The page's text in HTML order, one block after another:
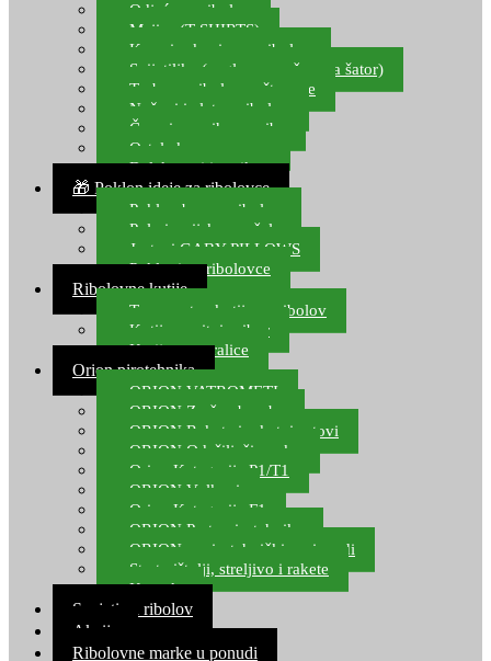
Odjeća za ribolov
Majice (T-SHIRTS)
Kape i rukavice za ribolov
Svijetiljke (naglavne, ručne, za šator)
Torbe za ribolovne štapove
Noževi i alat za ribolov
Čamci za prihranu ribe
Ostala kamp oprema
Dalekozori i optika
🎁 Poklon ideje za ribolovce
Poklon bon za ribolov
Polarizacijske naočale
Jastuci GABY PILLOWS
Pokloni za ribolovce
Ribolovne kutije
Transportne kutije za ribolov
Kutije za sitni pribor
Kutije za varalice
Orion pirotehnika
ORION VATROMETI
ORION Zračne bombe
ORION Rakete i raketni setovi
ORION Odašiljači zvuka
Orion Kategorija P1/T1
ORION Vulkani
Orion Kategorija F1
ORION Party pirotehnika
ORION nepirotehnički proizvodi
Start pištolji, streljivo i rakete
Kontakt
Savjeti za ribolov
Akcija
Ribolovne marke u ponudi